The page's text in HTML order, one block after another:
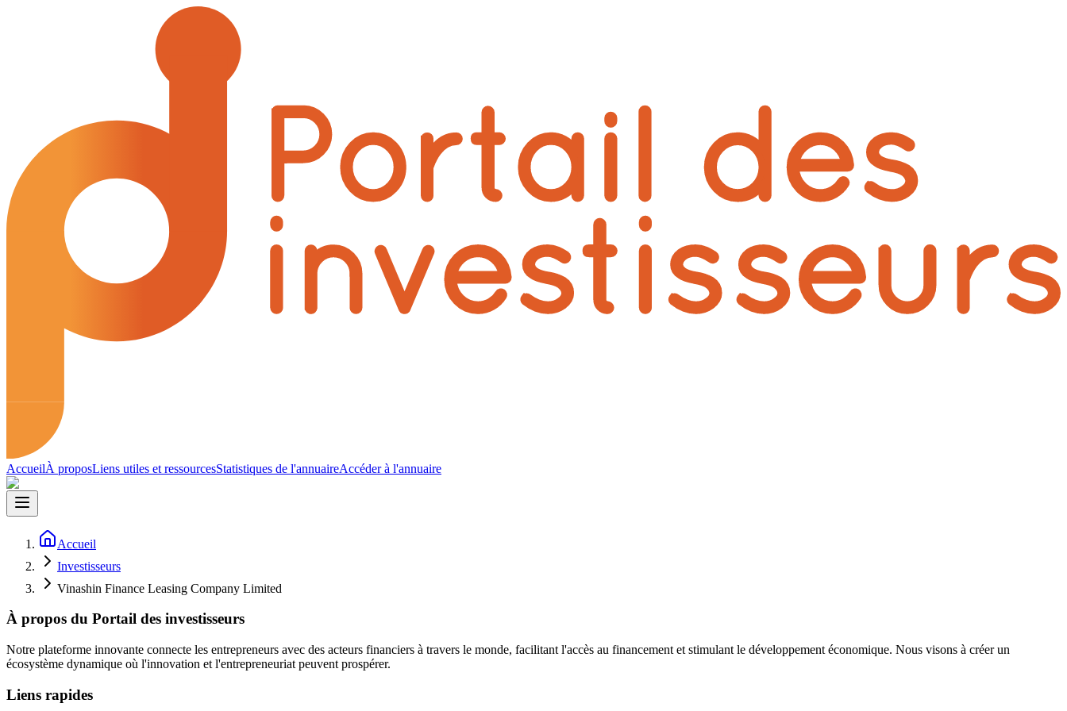
AccueilÀ proposLiens utiles et ressourcesStatistiques de l'annuaireAccéder à l'annuaire
Accueil
Investisseurs
Vinashin Finance Leasing Company Limited
À propos du Portail des investisseurs
Notre plateforme innovante connecte les entrepreneurs avec des acteurs financiers à travers le monde, facilitant l'accès au financement et stimulant le développement économique. Nous visons à créer un
écosystème dynamique où l'innovation et l'entrepreneuriat peuvent prospérer.
Liens rapides